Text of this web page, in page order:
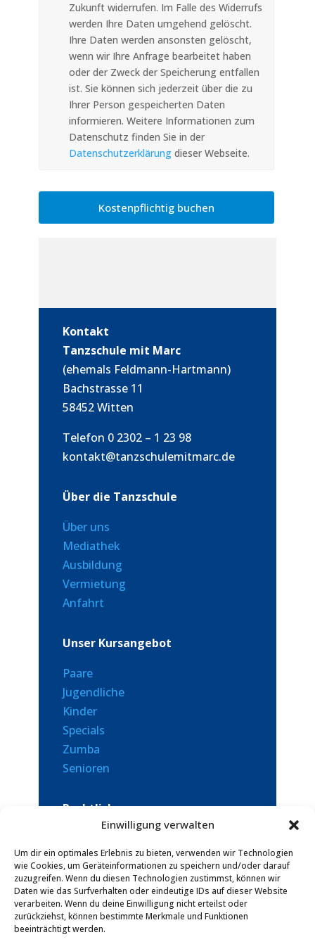
Einwilligung verwalten
Um dir ein optimales Erlebnis zu bieten, verwenden wir Technologien
wie Cookies, um Geräteinformationen zu speichern und/oder darauf
zuzugreifen. Wenn du diesen Technologien zustimmst, können wir
Daten wie das Surfverhalten oder eindeutige IDs auf dieser Website
verarbeiten. Wenn du deine Einwilligung nicht erteilst oder
zurückziehst, können bestimmte Merkmale und Funktionen
beeinträchtigt werden.
Zukunft widerrufen. Im Falle des Widerrufs
werden Ihre Daten umgehend gelöscht.
Ihre Daten werden ansonsten gelöscht,
wenn wir Ihre Anfrage bearbeitet haben
oder der Zweck der Speicherung entfallen
ist. Sie können sich jederzeit über die zu
Ihrer Person gespeicherten Daten
informieren. Weitere Informationen zum
Datenschutz finden Sie in der
Datenschutzerklärungdieser Webseite.
Kontakt
Tanzschule mit Marc
(ehemals Feldmann-Hartmann)
Bachstrasse 11
58452 Witten
Telefon 0 2302 – 1 23 98
kontakt@tanzschulemitmarc.de
Über die Tanzschule
Über uns
Mediathek
Ausbildung
Vermietung
Anfahrt
Unser Kursangebot
Paare
Jugendliche
Kinder
Specials
Zumba
Senioren
Rechtliches
AGBs
Impressum
Vertrag hier kündigen